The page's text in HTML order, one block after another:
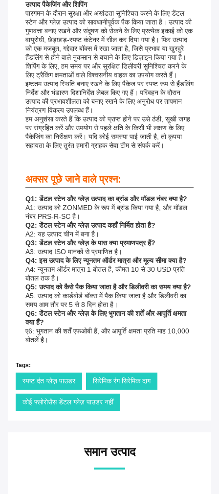
उत्पाद पैकेजिंग और शिपिंग
पारगमन के दौरान सुरक्षा और अखंडता सुनिश्चित करने के लिए डेंटल
स्टेन और ग्लेज़ उत्पाद को सावधानीपूर्वक पैक किया जाता है। उत्पाद की
गुणवत्ता बनाए रखने और संदूषण को रोकने के लिए प्रत्येक इकाई को एक
वायुरोधी, छेड़छाड़-स्पष्ट कंटेनर में सील कर दिया गया है। फिर उत्पाद
को एक मजबूत, गद्देदार बॉक्स में रखा जाता है, जिसे प्रभाव या खुरदुरे
हैंडलिंग से होने वाले नुकसान से बचाने के लिए डिज़ाइन किया गया है।
शिपिंग के लिए, हम समय पर और सुरक्षित डिलीवरी सुनिश्चित करने के
लिए ट्रैकिंग क्षमताओं वाले विश्वसनीय वाहक का उपयोग करते हैं।
इष्टतम उत्पाद स्थिति बनाए रखने के लिए पैकेज पर स्पष्ट रूप से हैंडलिंग
निर्देश और भंडारण दिशानिर्देश लेबल किए गए हैं। परिवहन के दौरान
उत्पाद की प्रभावशीलता को बनाए रखने के लिए अनुरोध पर तापमान
नियंत्रण विकल्प उपलब्ध हैं।
हम अनुशंसा करते हैं कि उत्पाद को प्राप्त होने पर उसे ठंडी, सूखी जगह
पर संग्रहित करें और उपयोग से पहले क्षति के किसी भी लक्षण के लिए
पैकेजिंग का निरीक्षण करें। यदि कोई समस्या पाई जाती है, तो कृपया
सहायता के लिए तुरंत हमारी ग्राहक सेवा टीम से संपर्क करें।
अक्सर पूछे जाने वाले प्रश्न:
Q1: डेंटल स्टेन और ग्लेज़ उत्पाद का ब्रांड और मॉडल नंबर क्या है?
A1: उत्पाद को ZONMED के रूप में ब्रांड किया गया है, और मॉडल
नंबर PRS-R-SC है।
Q2: डेंटल स्टेन और ग्लेज़ उत्पाद कहाँ निर्मित होता है?
A2: यह उत्पाद चीन में बना है।
Q3: डेंटल स्टेन और ग्लेज़ के पास क्या प्रमाणपत्र हैं?
A3: उत्पाद ISO मानकों से प्रमाणित है।
Q4: इस उत्पाद के लिए न्यूनतम ऑर्डर मात्रा और मूल्य सीमा क्या है?
A4: न्यूनतम ऑर्डर मात्रा 1 बोतल है, कीमत 10 से 30 USD प्रति
बोतल तक है।
Q5: उत्पाद को कैसे पैक किया जाता है और डिलीवरी का समय क्या है?
A5: उत्पाद को कार्डबोर्ड बॉक्स में पैक किया जाता है और डिलीवरी का
समय आम तौर पर 5 से 8 दिन होता है।
Q6: डेंटल स्टेन और ग्लेज़ के लिए भुगतान की शर्तें और आपूर्ति क्षमता
क्या हैं?
ए6: भुगतान की शर्तें एफओबी हैं, और आपूर्ति क्षमता प्रति माह 10,000
बोतलें है।
Tags:
स्पष्ट दंत ग्लेज़ पाउडर सिरेमिक रंग सिरेमिक दाग
कोई फ्लोरोसेंस डेंटल ग्लेज़ पाउडर नहीं
समान उत्पाद